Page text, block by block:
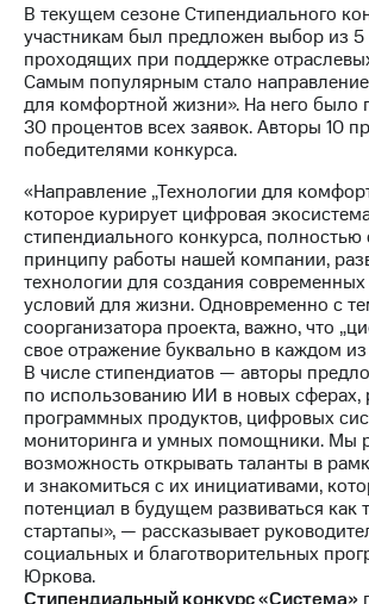
Собрания
акционеров
Личный
кабинет
акционера
Акционерный
капитал
Контроль
и
аудит
Рынок
акций
Описание
Программа
приобретения
Порядок
выкупа
акций
Дивиденды
Рынок
облигаций
Описание
Еврооблигации-2023
Уведомление
В текущем сезоне Стипендиального
участникам был предложен выбор из 5
проходящих при поддержке
Самым популярным стало направление
для комфортной жизни». На него было
30 процентов всех заявок. Авторы 10
победителями конкурса.
«Направление „Технологии для
которое курирует цифровая
стипендиального конкурса, полностью
принципу работы нашей компании,
технологии для создания
условий для жизни. Одновременно с
соорганизатора проекта, важно, что
свое отражение буквально в каждом
В числе стипендиатов — авторы
по использованию ИИ в новых сферах,
программных продуктов, цифровых
мониторинга и умных помощники. Мы
возможность открывать таланты в
и знакомиться с их инициативами,
потенциал в будущем развиваться как
стартапы», — рассказывает
социальных и благотворительных
Юркова.